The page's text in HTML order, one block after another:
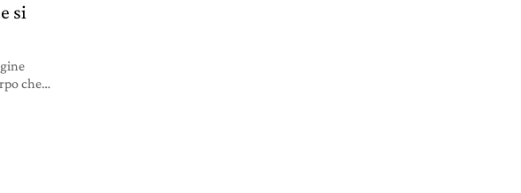
si
che